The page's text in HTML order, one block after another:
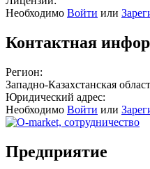
Необходимо Войти или
Контактная
Регион:
Западно-Казахстанская
Юридический адрес:
Необходимо Войти или
Предприятие